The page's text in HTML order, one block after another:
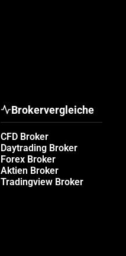
Brokervergleiche
CFD Broker
Daytrading Broker
Forex Broker
Aktien Broker
Tradingview Broker